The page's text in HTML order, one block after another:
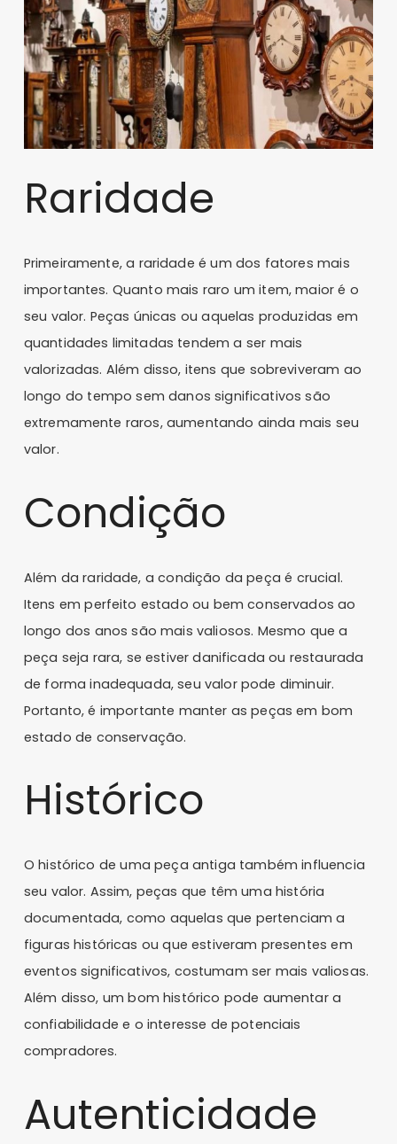
Raridade
Primeiramente, a raridade é um dos fatores mais
importantes. Quanto mais raro um item, maior é o
seu valor. Peças únicas ou aquelas produzidas em
quantidades limitadas tendem a ser mais
valorizadas. Além disso, itens que sobreviveram ao
longo do tempo sem danos significativos são
extremamente raros, aumentando ainda mais seu
valor.
Condição
Além da raridade, a condição da peça é crucial.
Itens em perfeito estado ou bem conservados ao
longo dos anos são mais valiosos. Mesmo que a
peça seja rara, se estiver danificada ou restaurada
de forma inadequada, seu valor pode diminuir.
Portanto, é importante manter as peças em bom
estado de conservação.
Histórico
O histórico de uma peça antiga também influencia
seu valor. Assim, peças que têm uma história
documentada, como aquelas que pertenciam a
figuras históricas ou que estiveram presentes em
eventos significativos, costumam ser mais valiosas.
Além disso, um bom histórico pode aumentar a
confiabilidade e o interesse de potenciais
compradores.
Autenticidade